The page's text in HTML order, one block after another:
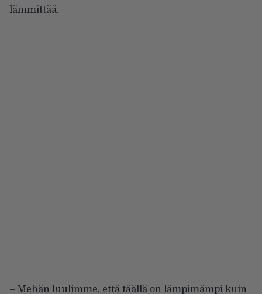
lämmittää.
– Mehän luulimme, että täällä on lämpimämpi kuin